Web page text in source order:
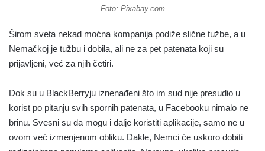
Foto: Pixabay.com
Širom sveta nekad moćna kompanija podiže slične tužbe, a u
Nemačkoj je tužbu i dobila, ali ne za pet patenata koji su
prijavljeni, već za njih četiri.
Dok su u BlackBerryju iznenađeni što im sud nije presudio u
korist po pitanju svih spornih patenata, u Facebooku nimalo ne
brinu. Svesni su da mogu i dalje koristiti aplikacije, samo ne u
ovom već izmenjenom obliku. Dakle, Nemci će uskoro dobiti